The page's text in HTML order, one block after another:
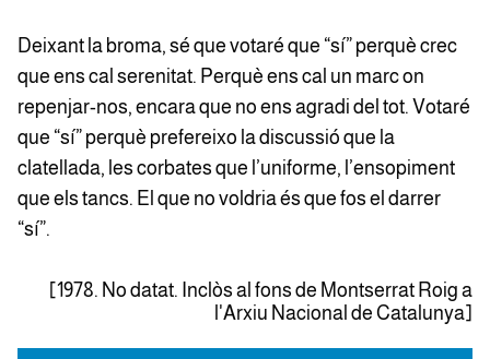
Deixant la broma, sé que votaré que “sí” perquè crec
que ens cal serenitat. Perquè ens cal un marc on
repenjar-nos, encara que no ens agradi del tot. Votaré
que “sí” perquè prefereixo la discussió que la
clatellada, les corbates que l’uniforme, l’ensopiment
que els tancs. El que no voldria és que fos el darrer
“sí”.
[1978. No datat. Inclòs al fons de Montserrat Roig a
l'Arxiu Nacional de Catalunya]